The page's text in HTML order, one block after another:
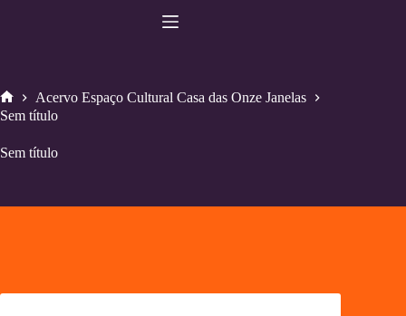
Home
Acervo Espaço Cultural Casa das Onze Janelas
Sem título
Sem título